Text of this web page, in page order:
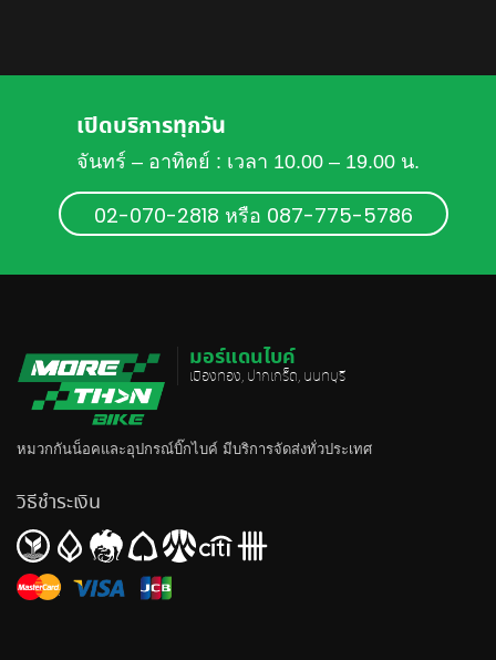
เปิดบริการทุกวัน
จันทร์ – อาทิตย์ : เวลา 10.00 – 19.00 น.
02-070-2818 หรือ 087-775-5786
มอร์แดนไบค์
เมืองทอง, ปากเกร็ด, นนทบุรี
หมวกกันน็อคและอุปกรณ์บิ๊กไบค์ มีบริการจัดส่งทั่วประเทศ
วิธีชำระเงิน